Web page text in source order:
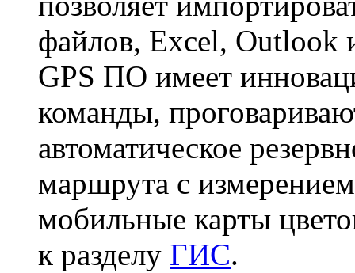
файлов, Excel, Outlook
GPS ПО имеет
команды,
автоматическое
маршрута с
мобильные карты
к разделу ГИС.